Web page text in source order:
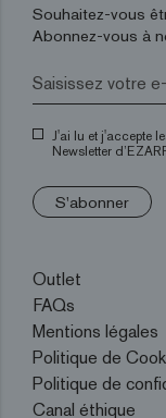
Souhaitez-vous
Abonnez-vous à
J'ai lu et j'accepte
Newsletter
S'abonner
Outlet
FAQs
Mentions légales
Politique de
Politique de
Canal éthique